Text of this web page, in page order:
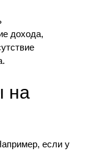
дохода,
на
если у